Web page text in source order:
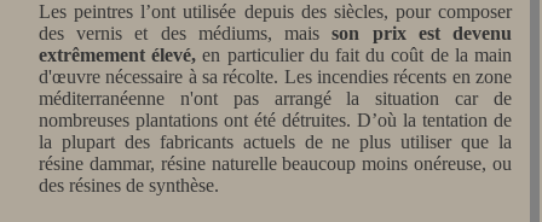
Les peintres l’ont utilisée depuis des siècles, pour composer
des vernis et des médiums, maisson prix est devenu
extrêmement élevé, en particulier du fait du coût de la main
d'œuvre nécessaire à sa récolte. Les incendies récents en zone
méditerranéenne n'ont pas arrangé la situation car de
nombreuses plantations ont été détruites. D’où la tentation de
la plupart des fabricants actuels de ne plus utiliser que la
résine dammar, résine naturelle beaucoup moins onéreuse, ou
des résines de synthèse.